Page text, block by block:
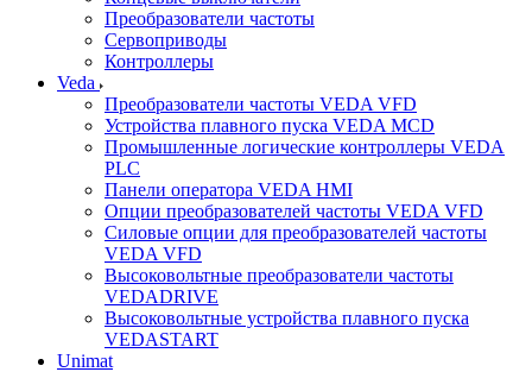
Преобразователи частоты
Сервоприводы
Контроллеры
Veda
Преобразователи частоты VEDA VFD
Устройства плавного пуска VEDA MCD
Промышленные логические контроллеры VEDA
PLC
Панели оператора VEDA HMI
Опции преобразователей частоты VEDA VFD
Силовые опции для преобразователей частоты
VEDA VFD
Высоковольтные преобразователи частоты
VEDADRIVE
Высоковольтные устройства плавного пуска
VEDASTART
Unimat